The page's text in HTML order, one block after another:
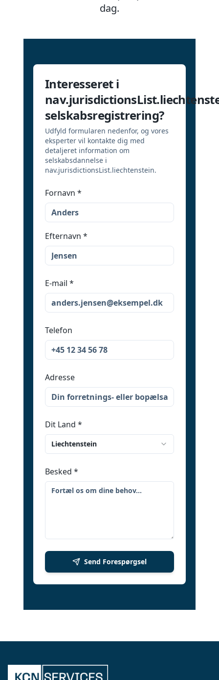
dag.
Interesseret i
selskabsregistrering?
Udfyld formularen nedenfor, og vores
eksperter vil kontakte dig med
detaljeret information om
selskabsdannelse i
nav.jurisdictionsList.liechtenstein.
Fornavn *
Efternavn *
E-mail *
Telefon
Adresse
Dit Land *
Liechtenstein
Besked *
Send Forespørgsel